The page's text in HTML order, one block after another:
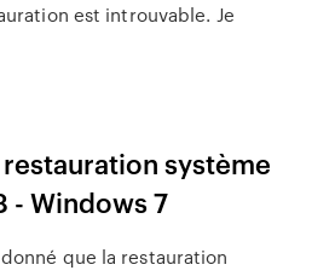
est introuvable. Je
système
- Windows 7
que la restauration